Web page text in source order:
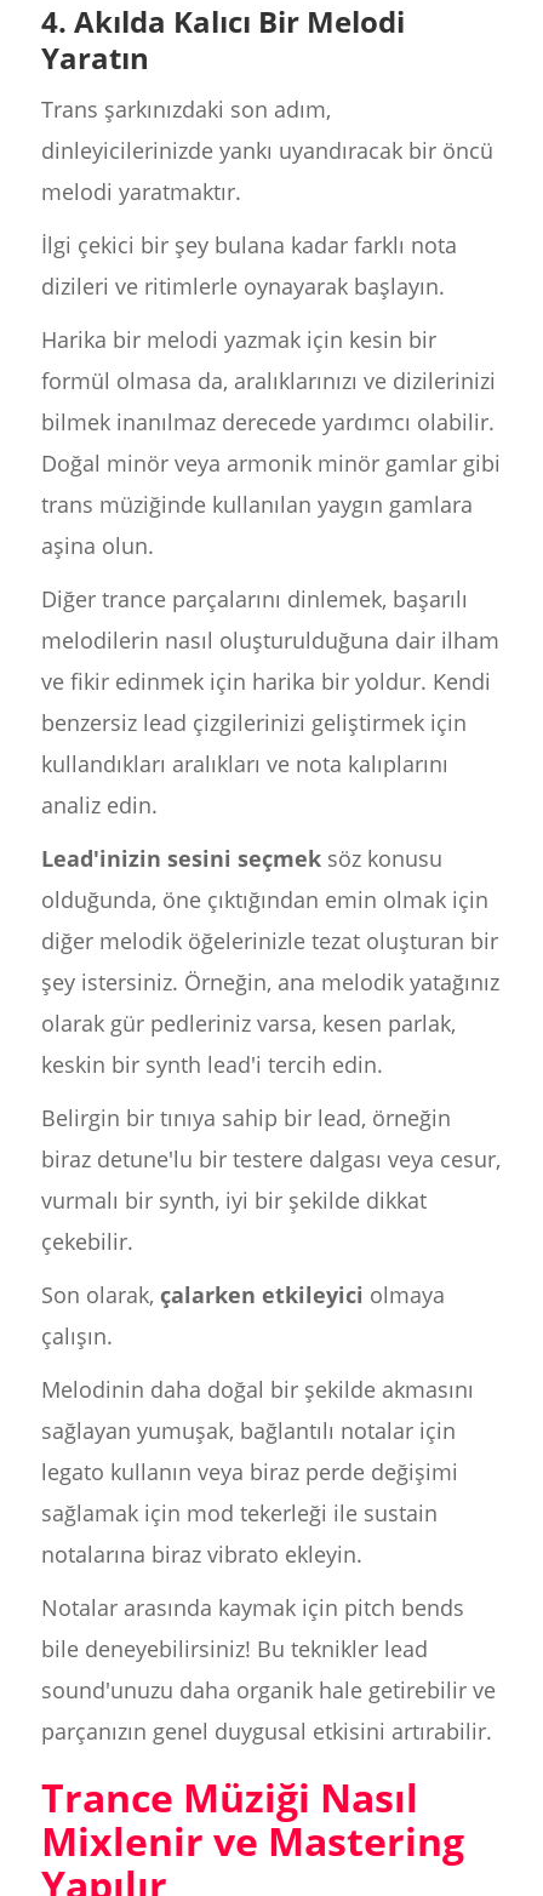
4. Akılda Kalıcı Bir Melodi
Yaratın
Trans şarkınızdaki son adım,
dinleyicilerinizde yankı uyandıracak bir öncü
melodi yaratmaktır.
İlgi çekici bir şey bulana kadar farklı nota
dizileri ve ritimlerle oynayarak başlayın.
Harika bir melodi yazmak için kesin bir
formül olmasa da, aralıklarınızı ve dizilerinizi
bilmek inanılmaz derecede yardımcı olabilir.
Doğal minör veya armonik minör gamlar gibi
trans müziğinde kullanılan yaygın gamlara
aşina olun.
Diğer trance parçalarını dinlemek, başarılı
melodilerin nasıl oluşturulduğuna dair ilham
ve fikir edinmek için harika bir yoldur. Kendi
benzersiz lead çizgilerinizi geliştirmek için
kullandıkları aralıkları ve nota kalıplarını
analiz edin.
Lead'inizin sesini seçmeksöz konusu
olduğunda, öne çıktığından emin olmak için
diğer melodik öğelerinizle tezat oluşturan bir
şey istersiniz. Örneğin, ana melodik yatağınız
olarak gür pedleriniz varsa, kesen parlak,
keskin bir synth lead'i tercih edin.
Belirgin bir tınıya sahip bir lead, örneğin
biraz detune'lu bir testere dalgası veya cesur,
vurmalı bir synth, iyi bir şekilde dikkat
çekebilir.
Son olarak, çalarken etkileyici olmaya
çalışın.
Melodinin daha doğal bir şekilde akmasını
sağlayan yumuşak, bağlantılı notalar için
legato kullanın veya biraz perde değişimi
sağlamak için mod tekerleği ile sustain
notalarına biraz vibrato ekleyin.
Notalar arasında kaymak için pitch bends
bile deneyebilirsiniz! Bu teknikler lead
sound'unuzu daha organik hale getirebilir ve
parçanızın genel duygusal etkisini artırabilir.
Trance Müziği Nasıl
Mixlenir ve Mastering
Yapılır